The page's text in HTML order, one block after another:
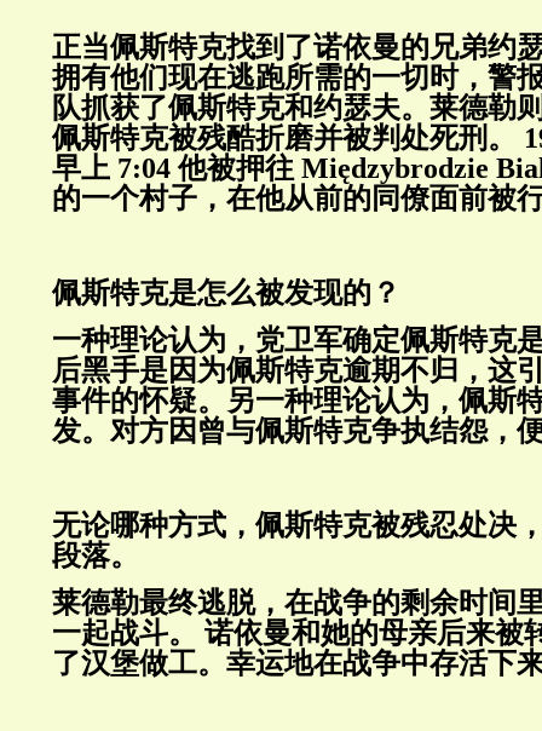
正当佩斯特克找到了诺依曼的兄弟约
拥有他们现在逃跑所需的一切时，警
队抓获了佩斯特克和约瑟夫。莱德勒
佩斯特克被残酷折磨并被判处死刑。
早上 7:04他被押往 Międzybrodzie
的一个村子，在他从前的同僚面前被
佩斯特克是怎么被发现的？
一种理论认为，党卫军确定佩斯特克
后黑手是因为佩斯特克逾期不归，这
事件的怀疑。另一种理论认为，佩斯
发。对方因曾与佩斯特克争执结怨，
无论哪种方式，佩斯特克被残忍处决
段落。
莱德勒最终逃脱，在战争的剩余时间
一起战斗。
诺依曼和她的母亲后来被
了汉堡做工。幸运地在战争中存活下